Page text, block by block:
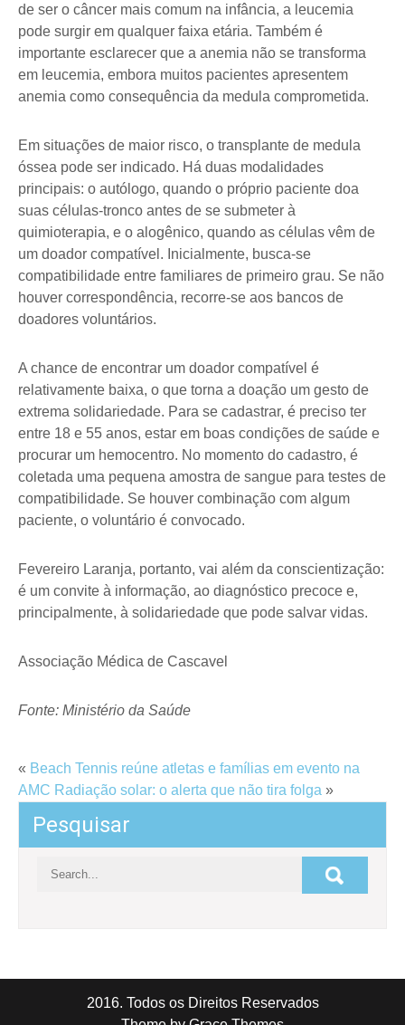
de ser o câncer mais comum na infância, a leucemia
pode surgir em qualquer faixa etária. Também é
importante esclarecer que a anemia não se transforma
em leucemia, embora muitos pacientes apresentem
anemia como consequência da medula comprometida.
Em situações de maior risco, o transplante de medula
óssea pode ser indicado. Há duas modalidades
principais: o autólogo, quando o próprio paciente doa
suas células-tronco antes de se submeter à
quimioterapia, e o alogênico, quando as células vêm de
um doador compatível. Inicialmente, busca-se
compatibilidade entre familiares de primeiro grau. Se não
houver correspondência, recorre-se aos bancos de
doadores voluntários.
A chance de encontrar um doador compatível é
relativamente baixa, o que torna a doação um gesto de
extrema solidariedade. Para se cadastrar, é preciso ter
entre 18 e 55 anos, estar em boas condições de saúde e
procurar um hemocentro. No momento do cadastro, é
coletada uma pequena amostra de sangue para testes de
compatibilidade. Se houver combinação com algum
paciente, o voluntário é convocado.
Fevereiro Laranja, portanto, vai além da conscientização:
é um convite à informação, ao diagnóstico precoce e,
principalmente, à solidariedade que pode salvar vidas.
Associação Médica de Cascavel
Fonte: Ministério da Saúde
« Beach Tennis reúne atletas e famílias em evento na
AMC Radiação solar: o alerta que não tira folga »
Pesquisar
2016. Todos os Direitos Reservados